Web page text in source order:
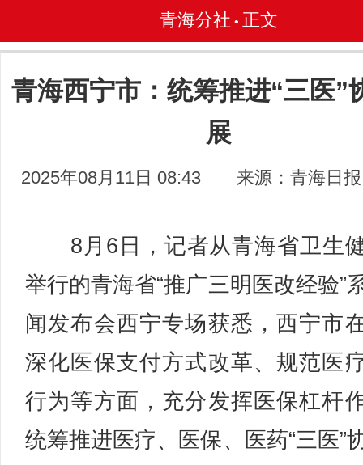
青海分社 • 正文
青海西宁市：统筹推进“三医”
展
2025年08月11日 08:43 来源：青海日报
8月6日，记者从青海省卫生
举行的青海省“推广三明医改经验”
闻发布会西宁专场获悉，西宁市
深化医保支付方式改革、规范医
行为等方面，充分发挥医保杠杆
统筹推进医疗、医保、医药“三医”